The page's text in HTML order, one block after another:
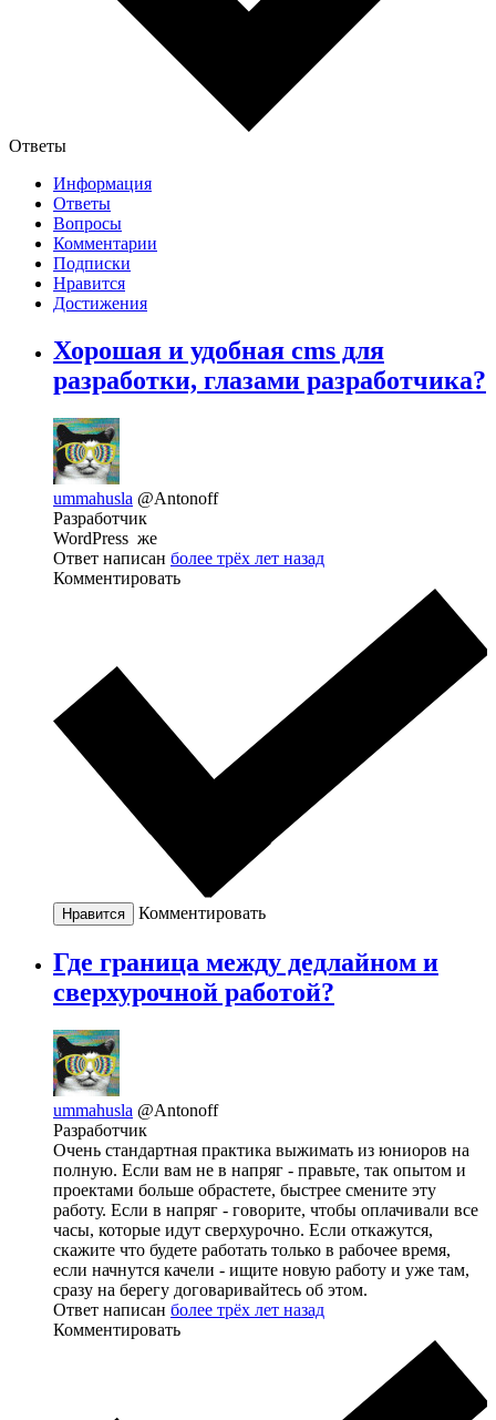
Ответы
Информация
Ответы
Вопросы
Комментарии
Подписки
Нравится
Достижения
Хорошая и удобная cms для
разработки, глазами разработчика?
ummahusla @Antonoff
Разработчик
WordPress же
Ответ написан более трёх лет назад
Комментировать
Нравится Комментировать
Где граница между дедлайном и
сверхурочной работой?
ummahusla @Antonoff
Разработчик
Очень стандартная практика выжимать из юниоров на
полную. Если вам не в напряг - правьте, так опытом и
проектами больше обрастете, быстрее смените эту
работу. Если в напряг - говорите, чтобы оплачивали все
часы, которые идут сверхурочно. Если откажутся,
скажите что будете работать только в рабочее время,
если начнутся качели - ищите новую работу и уже там,
сразу на берегу договаривайтесь об этом.
Ответ написан более трёх лет назад
Комментировать